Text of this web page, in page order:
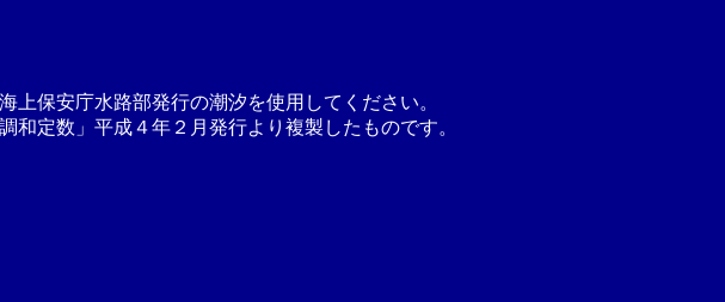
保安庁水路部発行の潮汐を使用してください。
定数」平成４年２月発行より複製したものです。